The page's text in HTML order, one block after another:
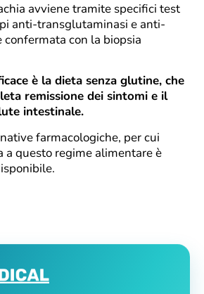
avviene tramite specifici test
anti-transglutaminasi e anti-
confermata con la biopsia
è la dieta senza glutine, che
remissione dei sintomi e il
intestinale.
farmacologiche, per cui
a questo regime alimentare è